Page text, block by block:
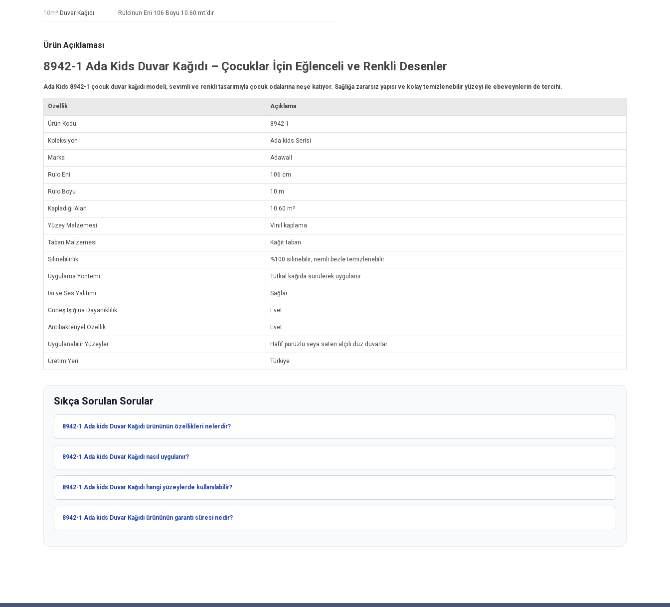
10m² Duvar Kağıdı Rulo'nun Eni 106 Boyu 10.60 mt'dir
Ürün Açıklaması
8942-1 Ada Kids Duvar Kağıdı – Çocuklar İçin Eğlenceli ve Renkli Desenler
Ada Kids 8942-1 çocuk duvar kağıdı modeli, sevimli ve renkli tasarımıyla çocuk odalarına neşe katıyor. Sağlığa zararsız yapısı ve kolay temizlenebilir yüzeyi ile ebeveynlerin de tercihi.
Özellik Açıklama
Ürün Kodu 8942-1
Koleksiyon Ada kids Serisi
Marka Adawall
Rulo Eni 106 cm
Rulo Boyu 10 m
Kapladığı Alan 10.60 m²
Yüzey Malzemesi Vinil kaplama
Taban Malzemesi Kağıt taban
Silinebilirlik %100 silinebilir, nemli bezle temizlenebilir
Uygulama Yöntemi Tutkal kağıda sürülerek uygulanır
Isı ve Ses Yalıtımı Sağlar
Güneş Işığına Dayanıklılık Evet
Antibakteriyel Özellik Evet
Uygulanabilir Yüzeyler Hafif pürüzlü veya saten alçılı düz duvarlar
Üretim Yeri Türkiye
Sıkça Sorulan Sorular
8942-1 Ada kids Duvar Kağıdı ürününün özellikleri nelerdir?
8942-1 Ada kids Duvar Kağıdı nasıl uygulanır?
8942-1 Ada kids Duvar Kağıdı hangi yüzeylerde kullanılabilir?
8942-1 Ada kids Duvar Kağıdı ürününün garanti süresi nedir?